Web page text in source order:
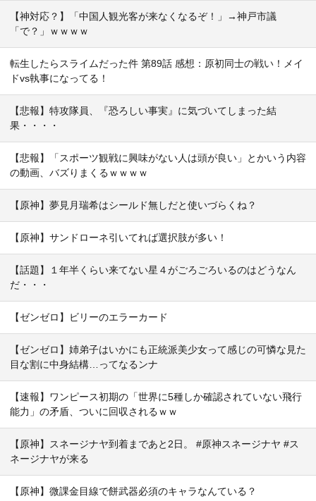
【神対応？】「中国人観光客が来なくなるぞ！」→神戸市議
「で？」ｗｗｗｗ
転生したらスライムだった件 第89話 感想：原初同士の戦い！メイ
ドvs執事になってる！
【悲報】特攻隊員、『恐ろしい事実』に気づいてしまった結
果・・・・
【悲報】「スポーツ観戦に興味がない人は頭が良い」とかいう内容
の動画、バズりまくるｗｗｗｗ
【原神】夢見月瑞希はシールド無しだと使いづらくね？
【原神】サンドローネ引いてれば選択肢が多い！
【話題】１年半くらい来てない星４がごろごろいるのはどうなん
だ・・・
【ゼンゼロ】ビリーのエラーカード
【ゼンゼロ】姉弟子はいかにも正統派美少女って感じの可憐な見た
目な割に中身結構…ってなるンナ
【速報】ワンピース初期の「世界に5種しか確認されていない飛行
能力」の矛盾、ついに回収されるｗｗ
【原神】スネージナヤ到着まであと2日。 #原神スネージナヤ #ス
ネージナヤが来る
【原神】微課金目線で餅武器必須のキャラなんている？